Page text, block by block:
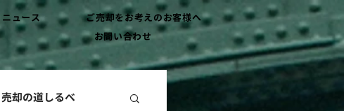
ニュース
ご売却をお考えのお客様へ
お問い合わせ
売却の道しるべ